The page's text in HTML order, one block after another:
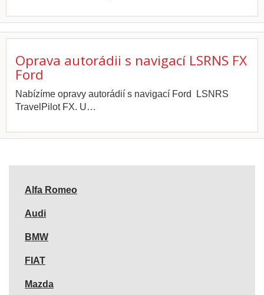
Oprava autorádii s navigací LSRNS FX
Ford
Nabízíme opravy autorádií s navigací Ford LSNRS
TravelPilot FX. U…
Alfa Romeo
Audi
BMW
FIAT
Mazda